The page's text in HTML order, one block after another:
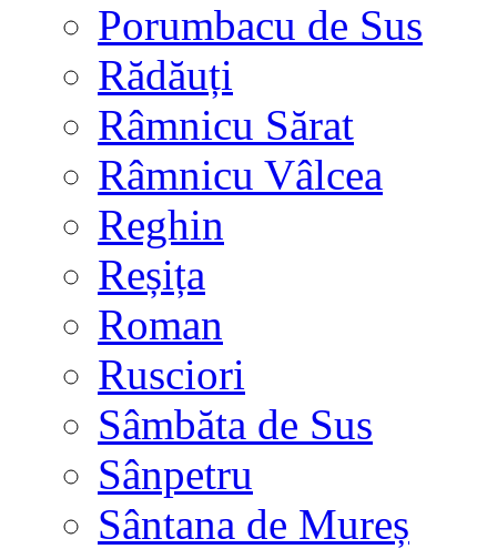
Porumbacu de Sus
Rădăuți
Râmnicu Sărat
Râmnicu Vâlcea
Reghin
Reșița
Roman
Rusciori
Sâmbăta de Sus
Sânpetru
Sântana de Mureș